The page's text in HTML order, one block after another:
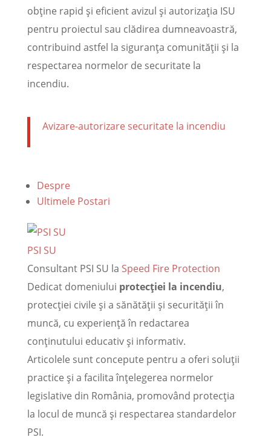
obține rapid și eficient avizul și autorizația ISU
pentru proiectul sau clădirea dumneavoastră,
contribuind astfel la siguranța comunității și la
respectarea normelor de securitate la
incendiu.
Avizare-autorizare securitate la incendiu
Despre
Ultimele Postari
PSI SU
Consultant PSI SU la Speed Fire Protection
Dedicat domeniului protecției la incendiu,
protecției civile și a sănătății și securității în
muncă, cu experiență în redactarea
conținutului educativ și informativ.
Articolele sunt concepute pentru a oferi soluții
practice și a facilita înțelegerea normelor
legislative din România, promovând protecția
la locul de muncă și respectarea standardelor
PSI.